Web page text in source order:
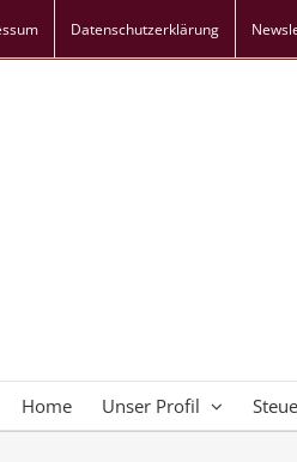
Datenschutz­erklärung
Home Unser Profil